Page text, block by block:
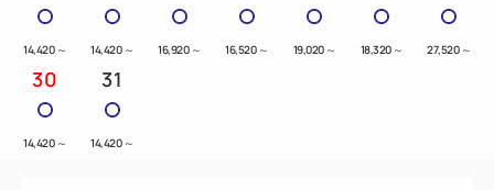
14,420 ～ 14,420 ～ 16,920 ～ 16,520 ～ 19,020 ～ 18,320 ～ 27,520 ～
30
14,420 ～
31
14,420 ～